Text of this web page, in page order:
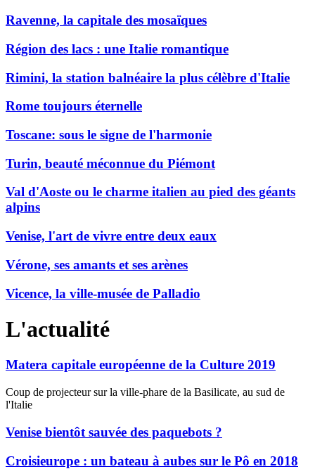
Ravenne, la capitale des mosaïques
Région des lacs : une Italie romantique
Rimini, la station balnéaire la plus célèbre d'Italie
Rome toujours éternelle
Toscane: sous le signe de l'harmonie
Turin, beauté méconnue du Piémont
Val d'Aoste ou le charme italien au pied des géants
alpins
Venise, l'art de vivre entre deux eaux
Vérone, ses amants et ses arènes
Vicence, la ville-musée de Palladio
L'actualité
Matera capitale européenne de la Culture 2019
Coup de projecteur sur la ville-phare de la Basilicate, au sud de
l'Italie
Venise bientôt sauvée des paquebots ?
Croisieurope : un bateau à aubes sur le Pô en 2018